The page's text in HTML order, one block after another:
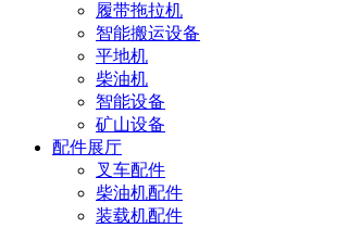
履带拖拉机
智能搬运设备
平地机
柴油机
智能设备
矿山设备
配件展厅
叉车配件
柴油机配件
装载机配件